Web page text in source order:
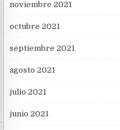
noviembre 2021
octubre 2021
septiembre 2021
agosto 2021
julio 2021
junio 2021